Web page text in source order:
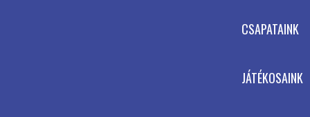
CSAPATAINK
JÁTÉKOSAINK